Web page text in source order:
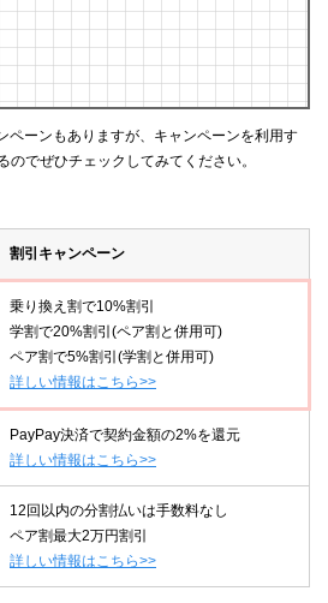
ペーンもありますが、キャンペーンを利用す
でぜひチェックしてみてください。
割引キャンペーン
乗り換え割で10%割引
学割で20%割引(ペア割と併用可)
ペア割で5%割引(学割と併用可)
詳しい情報はこちら>>
PayPay決済で契約金額の2%を還元
詳しい情報はこちら>>
12回以内の分割払いは手数料なし
ペア割最大2万円割引
詳しい情報はこちら>>